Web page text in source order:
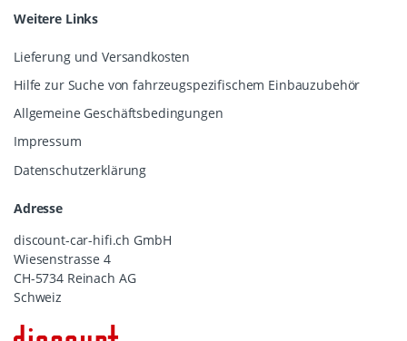
Weitere Links
Lieferung und Versandkosten
Hilfe zur Suche von fahrzeugspezifischem Einbauzubehör
Allgemeine Geschäftsbedingungen
Impressum
Datenschutzerklärung
Adresse
discount-car-hifi.ch GmbH
Wiesenstrasse 4
CH-5734 Reinach AG
Schweiz